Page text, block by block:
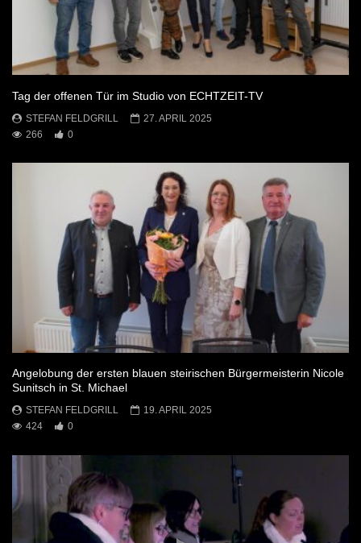
Tag der offenen Tür im Studio von ECHTZEIT-TV
STEFAN FELDGRILL
27. APRIL 2025
266
0
Angelobung der ersten blauen steirischen Bürgermeisterin Nicole
Sunitsch in St. Michael
STEFAN FELDGRILL
19. APRIL 2025
424
0